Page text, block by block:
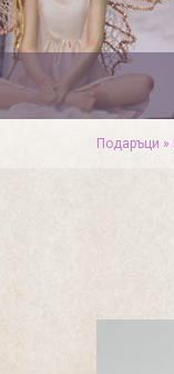
Подаръци »